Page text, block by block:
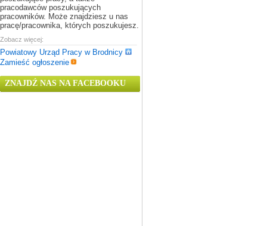
pracodawców poszukujących
pracowników. Może znajdziesz u nas
pracę/pracownika, których poszukujesz.
Zobacz więcej:
Powiatowy Urząd Pracy w Brodnicy
Zamieść ogłoszenie
ZNAJDŹ NAS NA FACEBOOKU